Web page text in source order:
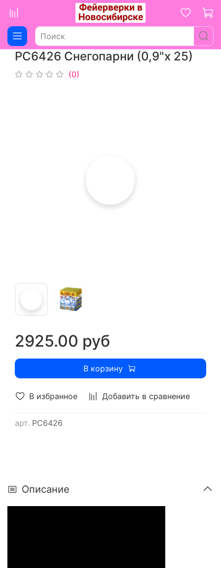
РС6426 Снегопарни (0,9"х 25)
(0)
В избранное Добавить в сравнение
арт. РС6426
2925.00 руб
В корзину
Описание